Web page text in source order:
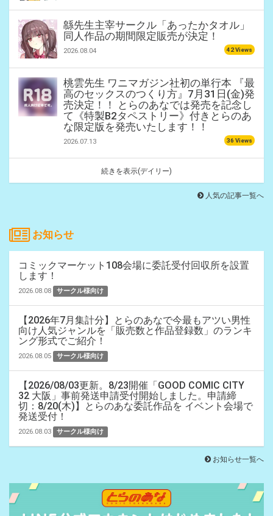
緜先生主宰サークル「あったかタオル」
同人作品の期間限定販売が決定！
2026.08.04 42 Views
桃雲先生 ワニマガジン社初の単行本 『最
高のセックスのつくり方』7月31日(金)発
売決定！！ とらのあなでは発売を記念し
て《特製B2タペストリー》付きとらのあ
な限定版を発売いたします！！
2026.07.13 36 Views
続きを表示(デイリー)
人気の記事一覧へ
お知らせ
コミックマーケット108会場に委託受付回収所を設置
します！
2026.08.08 サークル様向け
【2026年7月集計分】とらのあなで今最もアツい男性
向け人気ジャンルを「販売数と作品登録数」のランキ
ング形式でご紹介！
2026.08.05 サークル様向け
【2026/08/03更新。8/23開催「GOOD COMIC CITY
32 大阪」事前発送申請受付開始しました。申請締
切：8/20(木)】とらのあな委託作品を イベント会場で
発送受付！
2026.08.03 サークル様向け
お知らせ一覧へ